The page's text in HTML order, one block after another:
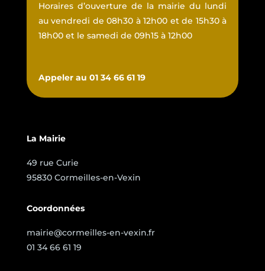
Horaires d’ouverture de la mairie du lundi
au vendredi de 08h30 à 12h00 et de 15h30 à
18h00 et le samedi de 09h15 à 12h00
Appeler au 01 34 66 61 19
La Mairie
49 rue Curie
95830 Cormeilles-en-Vexin
Coordonnées
mairie@cormeilles-en-vexin.fr
01 34 66 61 19